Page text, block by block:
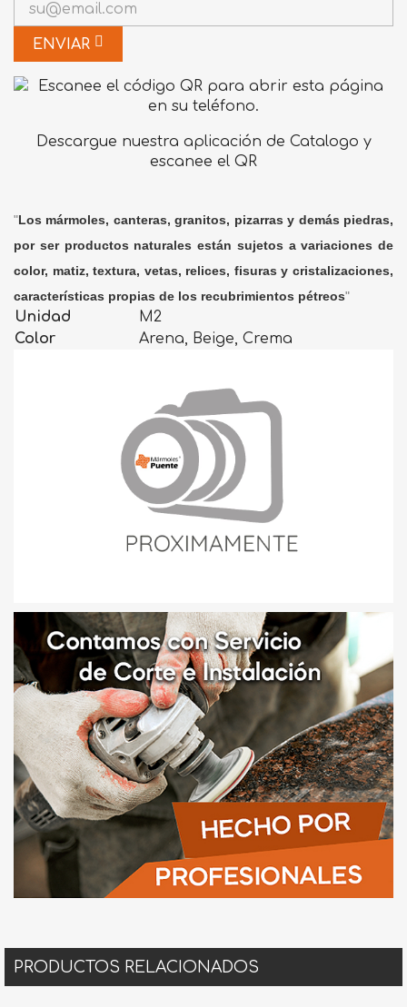
ENVIAR
Descargue nuestra aplicación de Catalogo y
escanee el QR
"Los mármoles, canteras, granitos, pizarras y demás piedras,
por ser productos naturales están sujetos a variaciones de
color, matiz, textura, vetas, relices, fisuras y cristalizaciones,
características propias de los recubrimientos pétreos"
Unidad
M2
Color
Arena, Beige, Crema
PRODUCTOS RELACIONADOS